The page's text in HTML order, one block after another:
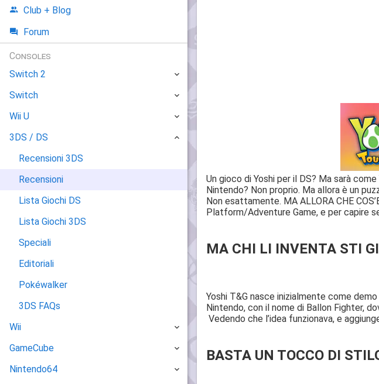
Un gioco di Yoshi per il DS? Ma sarà
Nintendo? Non proprio. Ma allora è un
Non esattamente. MA ALLORA CHE
Platform/Adventure Game, e per capire
MA CHI LI INVENTA STI
Yoshi T&G nasce inizialmente come
Nintendo, con il nome di Ballon Fighter,
Vedendo che l’idea funzionava, e
BASTA UN TOCCO DI
Club + Blog
Forum
Consoles
Switch 2
Switch
Wii U
3DS / DS
Recensioni 3DS
Recensioni
Lista Giochi DS
Lista Giochi 3DS
Speciali
Editoriali
Pokéwalker
3DS FAQs
Wii
GameCube
Nintendo64